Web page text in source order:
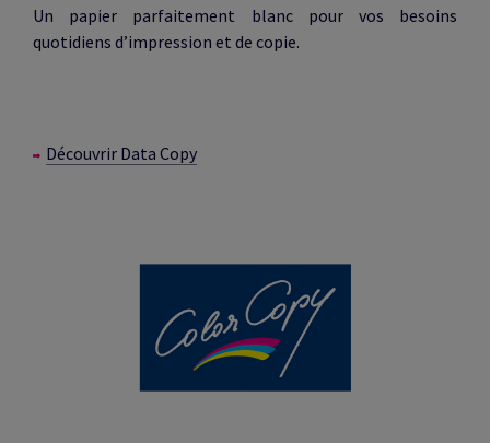
Un papier parfaitement blanc pour vos besoins
quotidiens d’impression et de copie.
Découvrir Data Copy